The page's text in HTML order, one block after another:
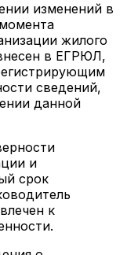
изменений в
жилого
в ЕГРЮЛ,
сведений,
данной
и
срок
к